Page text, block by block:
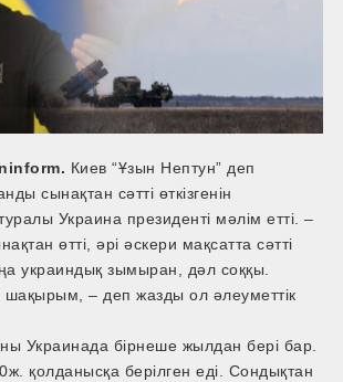
Киев “Ұзын Нептун” деп
сынақтан сәтті өткізгенін
Украина президенті мәлім етті. –
өтті, әрі әскери мақсатта сәтті
украиндық зымыран, дәл соққы.
– деп жазды ол әлеуметтік
Украинада бірнеше жылдан бері бар.
қолданысқа берілген еді. Сондықтан